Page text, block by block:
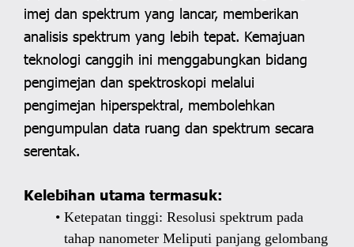
imej dan spektrum yang lancar, memberikan
analisis spektrum yang lebih tepat. Kemajuan
teknologi canggih ini menggabungkan bidang
pengimejan dan spektroskopi melalui
pengimejan hiperspektral, membolehkan
pengumpulan data ruang dan spektrum secara
serentak.
Kelebihan utama termasuk:
Ketepatan tinggi: Resolusi spektrum pada
tahap nanometer Meliputi panjang gelombang